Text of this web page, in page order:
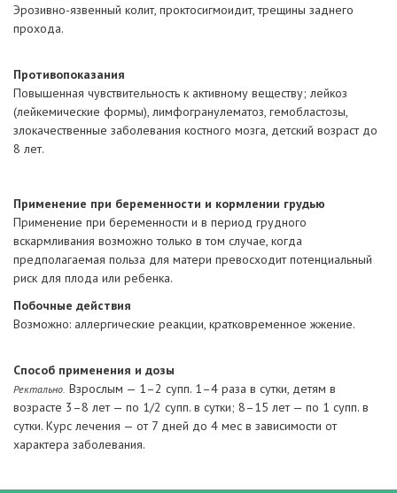
Эрозивно-язвенный колит, проктосигмоидит, трещины заднего
прохода.
Противопоказания
Повышенная чувствительность к активному веществу; лейкоз
(лейкемические формы), лимфогранулематоз, гемобластозы,
злокачественные заболевания костного мозга, детский возраст до
8 лет.
Применение при беременности и кормлении грудью
Применение при беременности и в период грудного
вскармливания возможно только в том случае, когда
предполагаемая польза для матери превосходит потенциальный
риск для плода или ребенка.
Побочные действия
Возможно: аллергические реакции, кратковременное жжение.
Способ применения и дозы
Ректально. Взрослым — 1–2 супп. 1–4 раза в сутки, детям в
возрасте 3–8 лет — по 1/2 супп. в сутки; 8–15 лет — по 1 супп. в
сутки. Курс лечения — от 7 дней до 4 мес в зависимости от
характера заболевания.